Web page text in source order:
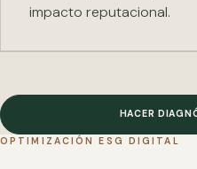
impacto reputacional.
HACER
OPTIMIZACIÓN ESG DIGITAL